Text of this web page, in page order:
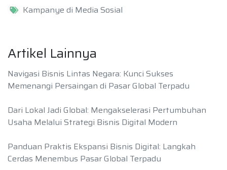
Kampanye di Media Sosial
Artikel Lainnya
Navigasi Bisnis Lintas Negara: Kunci Sukses
Memenangi Persaingan di Pasar Global Terpadu
Dari Lokal Jadi Global: Mengakselerasi Pertumbuhan
Usaha Melalui Strategi Bisnis Digital Modern
Panduan Praktis Ekspansi Bisnis Digital: Langkah
Cerdas Menembus Pasar Global Terpadu